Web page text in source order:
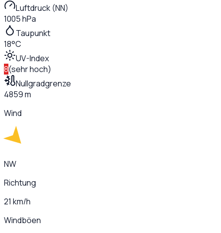
Luftdruck (NN)
1005 hPa
Taupunkt
18°C
UV-Index
8(sehr hoch)
Nullgradgrenze
4859 m
Wind
NW
Richtung
21 km/h
Windböen